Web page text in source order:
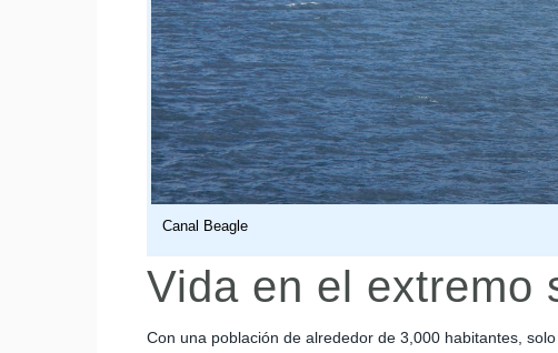
Canal Beagle
Vida en el extremo
Con una población de alrededor de 3,000 habitantes,